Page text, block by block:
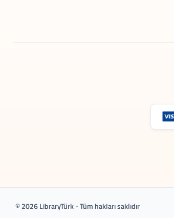
© 2026 LibraryTürk - Tüm hakları saklıdır